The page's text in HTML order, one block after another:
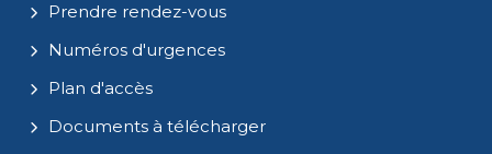
Prendre rendez-vous
Numéros d'urgences
Plan d'accès
Documents à télécharger